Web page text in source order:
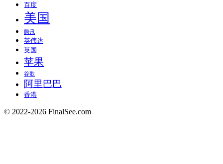
百度
美国
腾讯
英伟达
英国
苹果
谷歌
阿里巴巴
香港
© 2022-2026 FinalSee.com